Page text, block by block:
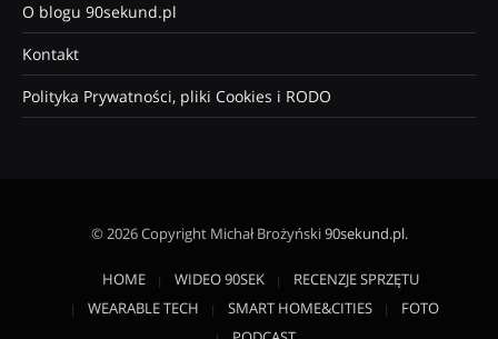
O blogu 90sekund.pl
Kontakt
Polityka Prywatności, pliki Cookies i RODO
© 2026 Copyright Michał Brożyński90sekund.pl.
HOME WIDEO 90SEK
RECENZJE SPRZĘTU
WEARABLE TECH
SMART HOME&CITIES
FOTO